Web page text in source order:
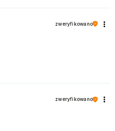
zweryfikowano
zweryfikowano